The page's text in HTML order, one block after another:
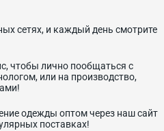
сетях, и каждый день смотрите
чтобы лично пообщаться с
или на производство,
одежды оптом через наш сайт
поставках!